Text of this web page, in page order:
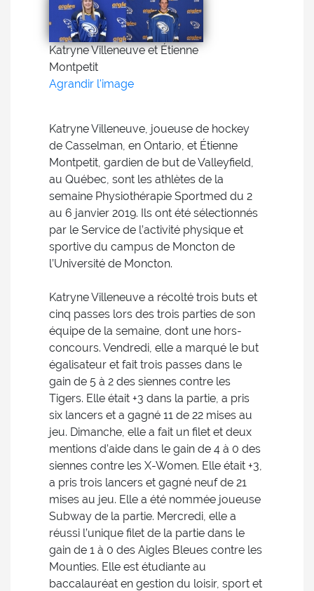
Katryne Villeneuve et Étienne
Montpetit
Agrandir l'image
Katryne Villeneuve, joueuse de hockey
de Casselman, en Ontario, et Étienne
Montpetit, gardien de but de Valleyfield,
au Québec, sont les athlètes de la
semaine Physiothérapie Sportmed du 2
au 6 janvier 2019. Ils ont été sélectionnés
par le Service de l’activité physique et
sportive du campus de Moncton de
l’Université de Moncton.
Katryne Villeneuve a récolté trois buts et
cinq passes lors des trois parties de son
équipe de la semaine, dont une hors-
concours. Vendredi, elle a marqué le but
égalisateur et fait trois passes dans le
gain de 5 à 2 des siennes contre les
Tigers. Elle était +3 dans la partie, a pris
six lancers et a gagné 11 de 22 mises au
jeu. Dimanche, elle a fait un filet et deux
mentions d’aide dans le gain de 4 à 0 des
siennes contre les X-Women. Elle était +3,
a pris trois lancers et gagné neuf de 21
mises au jeu. Elle a été nommée joueuse
Subway de la partie. Mercredi, elle a
réussi l’unique filet de la partie dans le
gain de 1 à 0 des Aigles Bleues contre les
Mounties. Elle est étudiante au
baccalauréat en gestion du loisir, sport et